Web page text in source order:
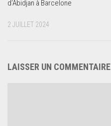
d’Abidjan à Barcelone
2 JUILLET 2024
LAISSER UN COMMENTAIRE